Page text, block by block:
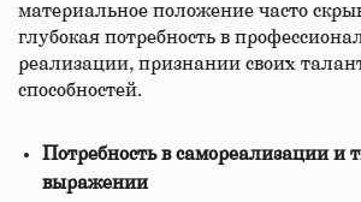
материальное положение часто
глубокая потребность в
реализации, признании своих
способностей.
Потребность в самореализации и
выражении